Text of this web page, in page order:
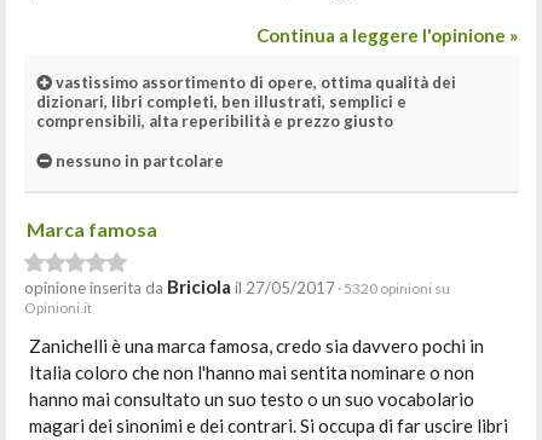
Continua a leggere l'opinione »
vastissimo assortimento di opere, ottima qualità dei
dizionari, libri completi, ben illustrati, semplici e
comprensibili, alta reperibilità e prezzo giusto
nessuno in partcolare
Marca famosa
opinione inserita da Briciola il 27/05/2017 · 5320 opinioni su
Opinioni.it
Zanichelli è una marca famosa, credo sia davvero pochi in
Italia coloro che non l'hanno mai sentita nominare o non
hanno mai consultato un suo testo o un suo vocabolario
magari dei sinonimi e dei contrari. Si occupa di far uscire libri